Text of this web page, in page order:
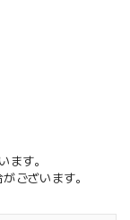
ます。
ございます。